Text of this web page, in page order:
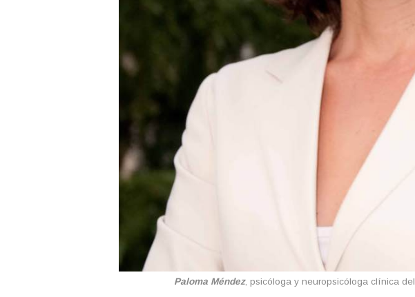
Paloma Méndez, psicóloga y neuropsicóloga clínica del